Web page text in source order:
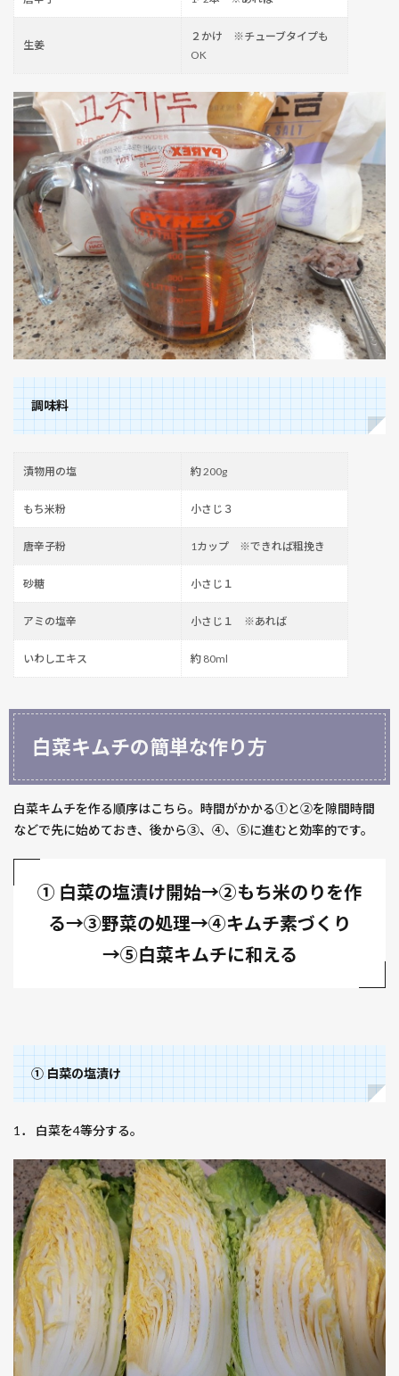
生姜
２かけ ※チューブタイプも
OK
調味料
漬物用の塩 約 200g
もち米粉 小さじ３
唐辛子粉 1カップ ※できれば粗挽き
砂糖 小さじ１
アミの塩辛 小さじ１ ※あれば
いわしエキス 約 80ml
白菜キムチの簡単な作り方
白菜キムチを作る順序はこちら。時間がかかる①と②を隙間時間
などで先に始めておき、後から③、④、⑤に進むと効率的です。
① 白菜の塩漬け開始→②もち米のりを作
る→③野菜の処理→④キムチ素づくり
→⑤白菜キムチに和える
① 白菜の塩漬け
1． 白菜を4等分する。